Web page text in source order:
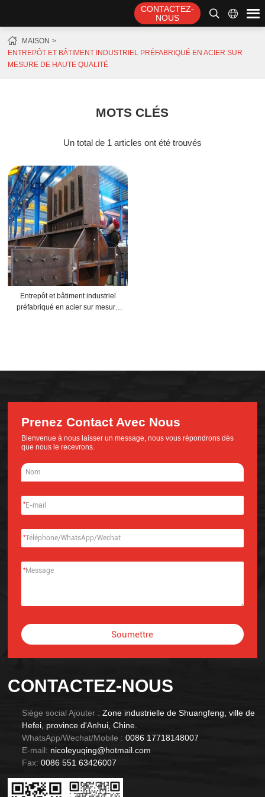
CONTACTEZ-
NOUS
MAISON
ENTREPÔT ET BÂTIMENT INDUSTRIEL PRÉFABRIQUÉ EN ACIER SUR
MESURE DE HAUTE QUALITÉ
MOTS CLÉS
Un total de 1 articles ont été trouvés
Entrepôt et bâtiment industriel
préfabriqué en acier sur mesure
CONTACTEZ-NOUS
Siège social Ajouter : Zone industrielle de Shuangfeng, ville de
Hefei, province d'Anhui, Chine.
WhatsApp/Wechat/Mobile : 0086 17718148007
E-mail: nicoleyuqing@hotmail.com
Fax: 0086 551 63426007
Prenez Contact Avec Nous
Bienvenue à nous laisser un message, nous vous répondrons dès
que nous le recevrons.
*
*
*
Soumettre